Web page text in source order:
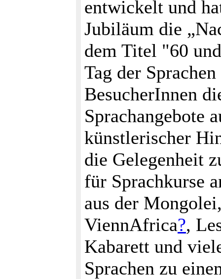
entwickelt und
Jubiläum die
dem Titel "60
Tag der
BesucherInnen
Sprachangebote
künstlerischer
die Gelegenheit
für Sprachkurse
aus der
ViennAfrica?,
Kabarett und
Sprachen zu